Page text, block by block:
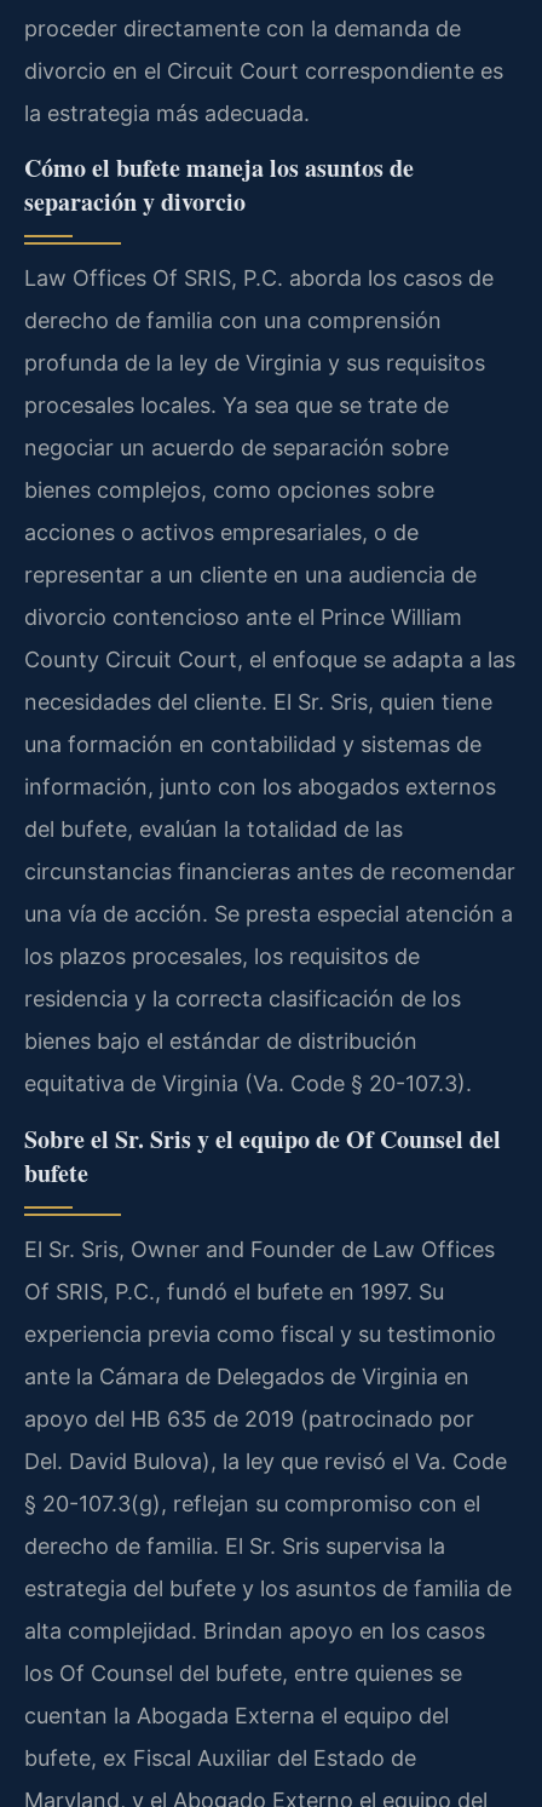
proceder directamente con la demanda de
divorcio en el Circuit Court correspondiente es
la estrategia más adecuada.
Cómo el bufete maneja los asuntos de
separación y divorcio
Law Offices Of SRIS, P.C. aborda los casos de
derecho de familia con una comprensión
profunda de la ley de Virginia y sus requisitos
procesales locales. Ya sea que se trate de
negociar un acuerdo de separación sobre
bienes complejos, como opciones sobre
acciones o activos empresariales, o de
representar a un cliente en una audiencia de
divorcio contencioso ante el Prince William
County Circuit Court, el enfoque se adapta a las
necesidades del cliente. El Sr. Sris, quien tiene
una formación en contabilidad y sistemas de
información, junto con los abogados externos
del bufete, evalúan la totalidad de las
circunstancias financieras antes de recomendar
una vía de acción. Se presta especial atención a
los plazos procesales, los requisitos de
residencia y la correcta clasificación de los
bienes bajo el estándar de distribución
equitativa de Virginia (Va. Code § 20-107.3).
Sobre el Sr. Sris y el equipo de Of Counsel del
bufete
El Sr. Sris, Owner and Founder de Law Offices
Of SRIS, P.C., fundó el bufete en 1997. Su
experiencia previa como fiscal y su testimonio
ante la Cámara de Delegados de Virginia en
apoyo del HB 635 de 2019 (patrocinado por
Del. David Bulova), la ley que revisó el Va. Code
§ 20-107.3(g), reflejan su compromiso con el
derecho de familia. El Sr. Sris supervisa la
estrategia del bufete y los asuntos de familia de
alta complejidad. Brindan apoyo en los casos
los Of Counsel del bufete, entre quienes se
cuentan la Abogada Externa el equipo del
bufete, ex Fiscal Auxiliar del Estado de
Maryland, y el Abogado Externo el equipo del